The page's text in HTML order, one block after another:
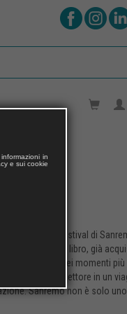
“Ho vinto il Festival di
Donvito. Il libro, già
alcuni dei momenti
libro conduce il lettore in un
Sanremo non è solo
in
e sui cookie